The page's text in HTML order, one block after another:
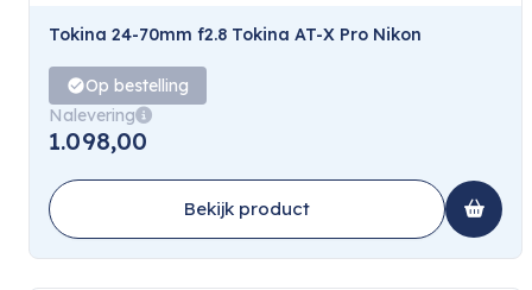
Tokina 24-70mm f2.8 Tokina AT-X Pro Nikon
Op bestelling
Nalevering
1.098,00
Bekijk product